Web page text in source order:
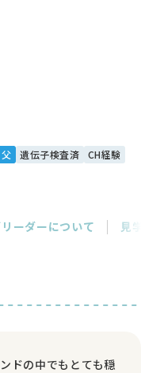
父 遺伝子検査済 CH経験
ーダーについて 見
ドの中でもとても穏